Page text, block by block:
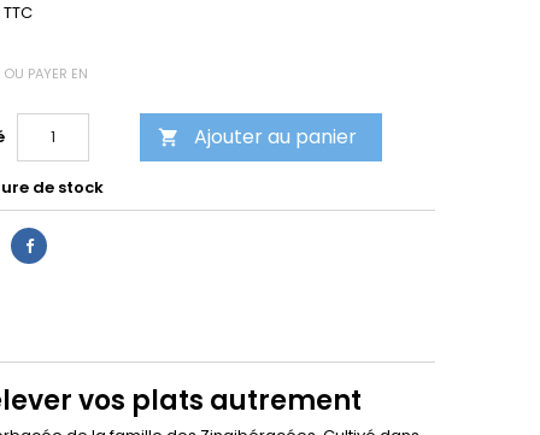
TTC
OU PAYER EN
 Ajouter au panier
de stock
vos plats autrement